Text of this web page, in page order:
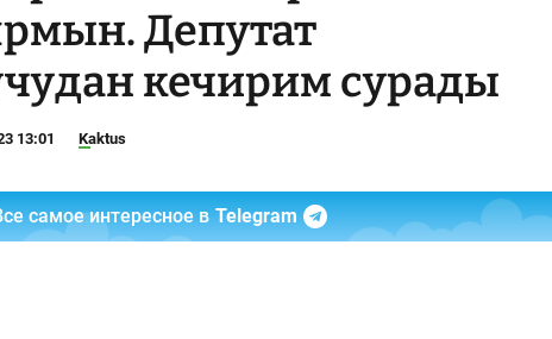
Депутат
кечирим сурады
13:01 Kaktus
самое интересное в Telegram